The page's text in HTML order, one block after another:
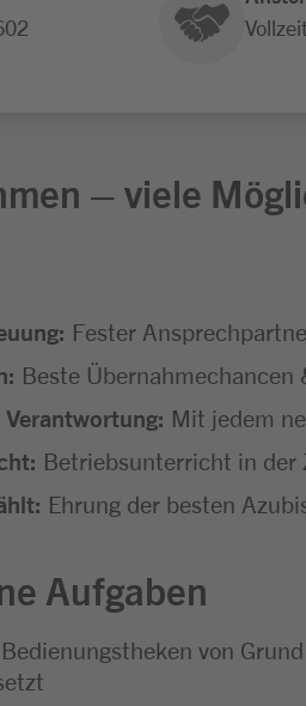
Vollzeit
– viele
Fester
Beste
Mit jedem
Betriebsunterricht in der
Ehrung der besten
Aufgaben
von